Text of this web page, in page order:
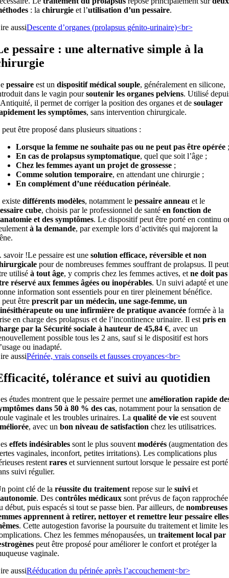
: la chirurgieet l’utilisation d’un pessaire.
aussiDescente d’organes (prolapsus génito-urinaire)<br>
pessaire : une alternative simple à la
pessaireest un dispositif médical souple, généralement en silicone,
dans le vagin poursoutenir les organes pelviens. Utilisé
il permet de corriger la position des organes et de soulager
les symptômes, sans intervention chirurgicale.
être proposé dans plusieurs situations :
Lorsque la femme ne souhaite pas ou ne peut pas être opérée;
En cas de prolapsus symptomatique, quel que soit l’âge ;
Chez les femmes ayant un projet de grossesse;
Comme solution temporaire, en attendant une chirurgie ;
En complément d’une rééducation périnéale.
différents modèles, notamment le pessaire anneau et le
cube, choisis par le professionnel de santé en fonction de
et des symptômes. Le dispositif peut être porté en continu
à la demande, par exemple lors d’activités qui majorent la
savoir !Le pessaire est une solution efficace, réversible et non
pour de nombreuses femmes souffrant de prolapsus. Il peut
utilisé à tout âge, y compris chez les femmes actives, et ne doit pas
réservé aux femmes âgées ou inopérables. Un suivi adapté et une
information sont essentiels pour en tirer pleinement bénéfice.
être prescrit par un médecin, une sage‐femme, un
ou une infirmière de pratique avancéeformée à la
en charge des prolapsus et de l’incontinence urinaire. Il est pris en
par la Sécurité sociale à hauteur de 45,84 €, avec un
possible tous les 2 ans, sauf si le dispositif est hors
ou inadapté.
aussiPérinée, vrais conseils et fausses croyances<br>
tolérance et suivi au quotidien
études montrent que le pessaire permet une amélioration rapide
dans 50 à 80 % des cas, notamment pour la sensation de
vaginale et les troubles urinaires. La qualité de vieest souvent
, avec un bon niveau de satisfactionchez les utilisatrices.
effets indésirablessont le plus souventmodérés(augmentation des
vaginales, inconfort, petites irritations). Les complications plus
restentrareset surviennent surtout lorsque le pessaire est porté
suivi régulier.
point clé de la réussite du traitementrepose sur le suiviet
autonomie. Des contrôles médicauxsont prévus de façon rapprochée
début, puis espacés si tout se passe bien. Par ailleurs, de nombreuses
apprennent à retirer, nettoyer et remettre leur pessaire
. Cette autogestion favorise la poursuite du traitement et limite les
Chez les femmes ménopausées, un traitement local par
peut être proposé pour améliorer le confort et protéger la
vaginale.
aussiRééducation du périnée après l’accouchement<br>